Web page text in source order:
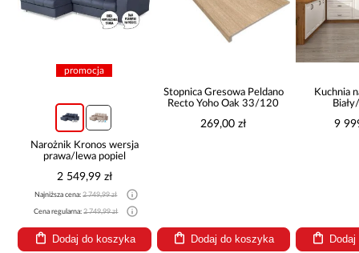
promocja
Narożnik Kronos wersja
prawa/lewa popiel
2 549,99 zł
Najniższa cena:2 749,99 zł
Cena regularna:2 749,99 zł
Dodaj do koszyka
Stopnica Gresowa Peldano
Recto Yoho Oak 33/120
269,00 zł
Dodaj do koszyka
Kuchnia
9